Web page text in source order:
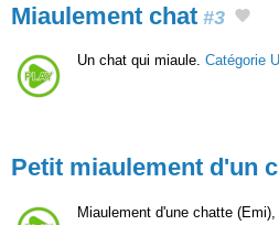
Miaulement chat #3
Un chat qui miaule. Catégorie
Petit miaulement d'un
Miaulement d'une chatte